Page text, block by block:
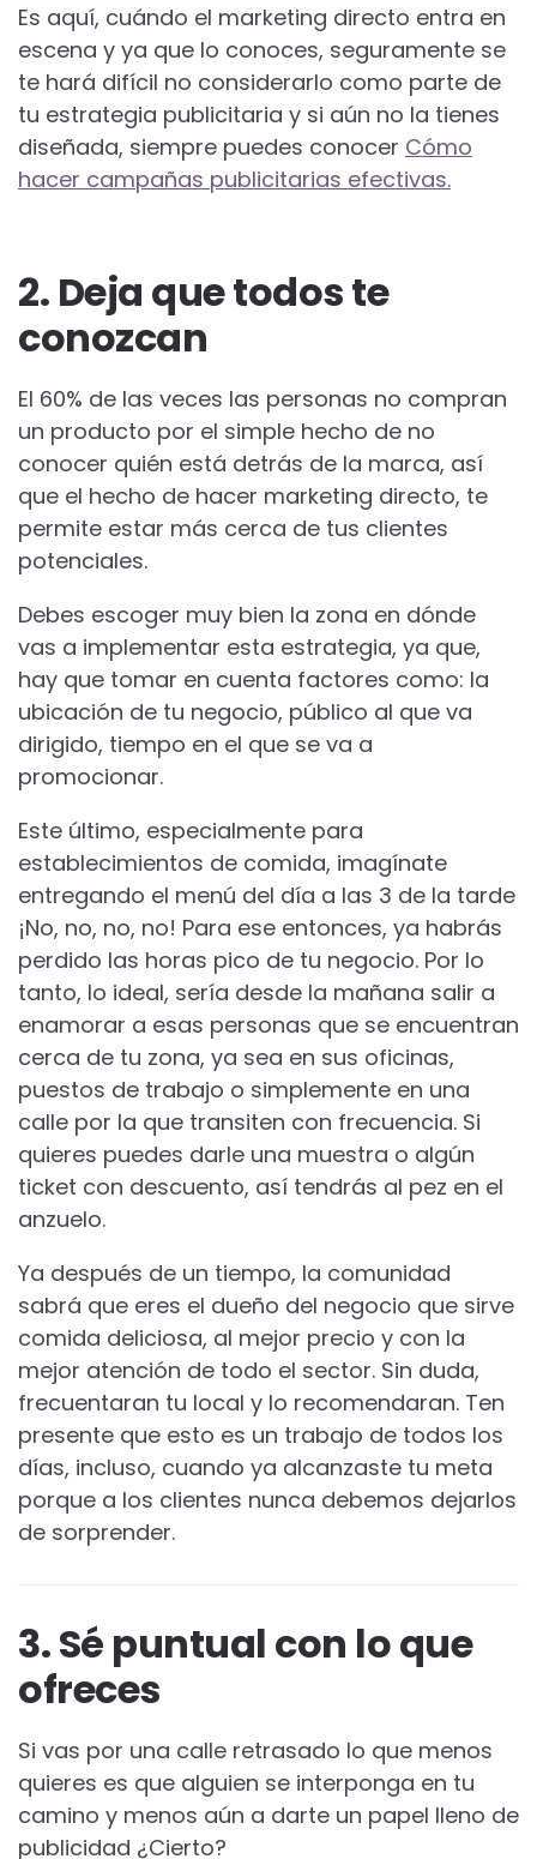
Es aquí, cuándo el marketing directo entra en
escena y ya que lo conoces, seguramente se
te hará difícil no considerarlo como parte de
tu estrategia publicitaria y si aún no la tienes
diseñada, siempre puedes conocer Cómo
hacer campañas publicitarias efectivas.
2. Deja que todos te
conozcan
El 60% de las veces las personas no compran
un producto por el simple hecho de no
conocer quién está detrás de la marca, así
que el hecho de hacer marketing directo, te
permite estar más cerca de tus clientes
potenciales.
Debes escoger muy bien la zona en dónde
vas a implementar esta estrategia, ya que,
hay que tomar en cuenta factores como: la
ubicación de tu negocio, público al que va
dirigido, tiempo en el que se va a
promocionar.
Este último, especialmente para
establecimientos de comida, imagínate
entregando el menú del día a las 3 de la tarde
¡No, no, no, no! Para ese entonces, ya habrás
perdido las horas pico de tu negocio. Por lo
tanto, lo ideal, sería desde la mañana salir a
enamorar a esas personas que se encuentran
cerca de tu zona, ya sea en sus oficinas,
puestos de trabajo o simplemente en una
calle por la que transiten con frecuencia. Si
quieres puedes darle una muestra o algún
ticket con descuento, así tendrás al pez en el
anzuelo.
Ya después de un tiempo, la comunidad
sabrá que eres el dueño del negocio que sirve
comida deliciosa, al mejor precio y con la
mejor atención de todo el sector. Sin duda,
frecuentaran tu local y lo recomendaran. Ten
presente que esto es un trabajo de todos los
días, incluso, cuando ya alcanzaste tu meta
porque a los clientes nunca debemos dejarlos
de sorprender.
3. Sé puntual con lo que
ofreces
Si vas por una calle retrasado lo que menos
quieres es que alguien se interponga en tu
camino y menos aún a darte un papel lleno de
publicidad ¿Cierto?